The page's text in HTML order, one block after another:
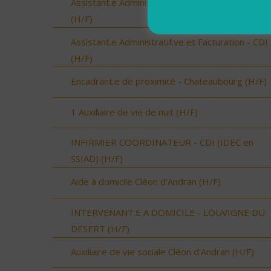
Assistant.e Administratif.ve et Facturation - CDD
(H/F)
Assistant.e Administratif.ve et Facturation - CDI
(H/F)
Encadrant.e de proximité - Chateaubourg (H/F)
1 Auxiliaire de vie de nuit (H/F)
INFIRMIER COORDINATEUR - CDI (IDEC en
SSIAD) (H/F)
Aide à domicile Cléon d'Andran (H/F)
INTERVENANT.E A DOMICILE - LOUVIGNE DU
DESERT (H/F)
Auxiliaire de vie sociale Cléon d'Andran (H/F)